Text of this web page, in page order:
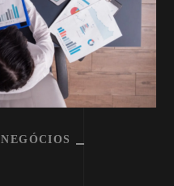
NEGÓCIOS